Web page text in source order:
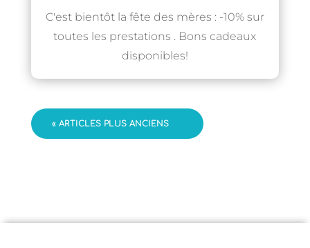
C'est bientôt la fête des mères : -10% sur
toutes les prestations . Bons cadeaux
disponibles!
« ARTICLES PLUS ANCIENS